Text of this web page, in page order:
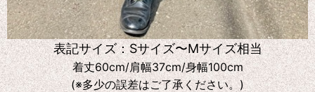
表記サイズ：Sサイズ〜Mサイズ相当
着丈60cm/肩幅37cm/身幅100cm
(※多少の誤差はご了承ください。)